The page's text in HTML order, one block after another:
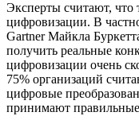
Эксперты считают, что
цифровизации. В
Gartner Майкла
получить реальные
цифровизации очень
75% организаций
цифровые
принимают